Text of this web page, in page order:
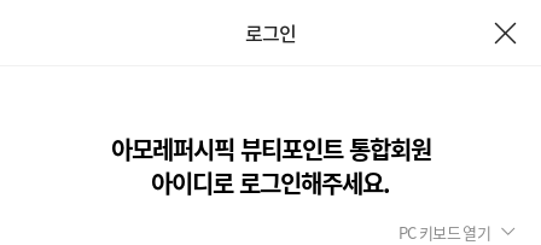
로그인
아모레퍼시픽 뷰티포인트 통합회원
아이디로 로그인해주세요.
PC 키보드 열기